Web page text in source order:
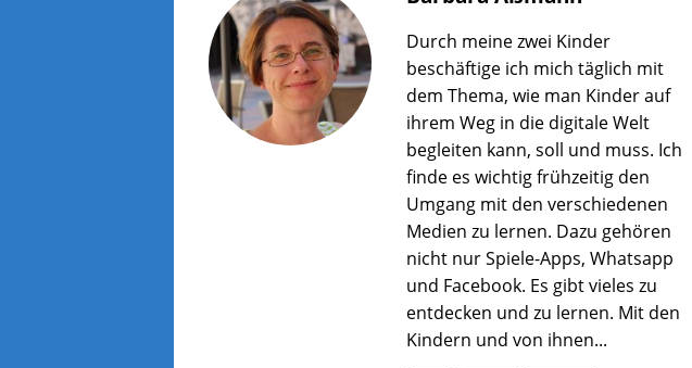
werden
lassen.
Durch meine zwei Kinder
beschäftige ich mich täglich mit
dem Thema, wie man Kinder auf
ihrem Weg in die digitale Welt
begleiten kann, soll und muss. Ich
finde es wichtig frühzeitig den
Umgang mit den verschiedenen
Medien zu lernen. Dazu gehören
nicht nur Spiele-Apps, Whatsapp
und Facebook. Es gibt vieles zu
entdecken und zu lernen. Mit den
Kindern und von ihnen...